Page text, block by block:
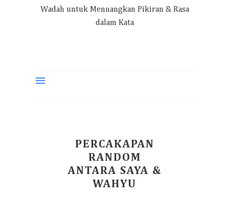
Wadah untuk Menuangkan Pikiran & Rasa
dalam Kata
PERCAKAPAN
RANDOM
ANTARA SAYA &
WAHYU